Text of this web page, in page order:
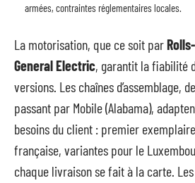
armées, contraintes réglementaires locales.
La motorisation, que ce soit par
General Electric, garantit la fiabilité
versions. Les chaînes d’assemblage,
passant par Mobile (Alabama),
besoins du client : premier
française, variantes pour le
chaque livraison se fait à la carte.